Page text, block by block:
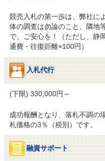
競売入札の第一歩は、弊社に
体の調査は勿論のこと、隣地
で、ご安心を！（ただし、静
通費・往復距離×100円）
入札代行
(下限) 330,000円～
成功報酬となり、落札不調の
札価格の3％（税別）です。
融資サポート